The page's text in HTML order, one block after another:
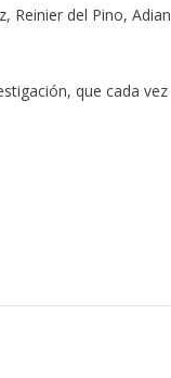
Reinier del Pino, Adian
que cada vez